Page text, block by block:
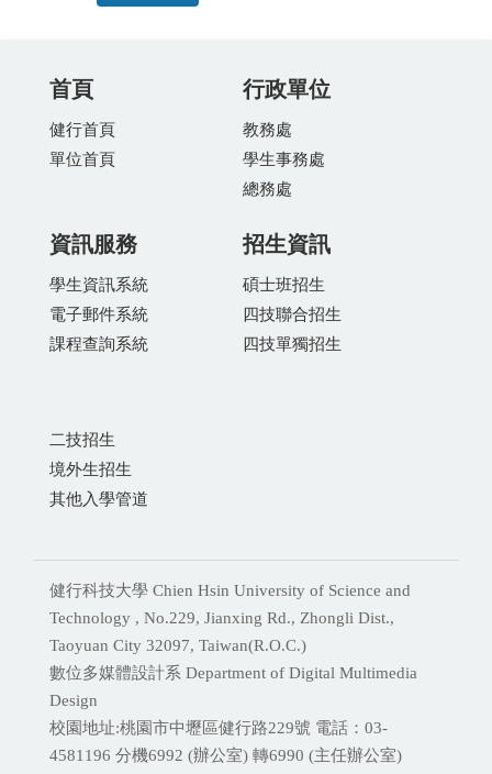
首頁
健行首頁
單位首頁
行政單位
教務處
學生事務處
總務處
資訊服務
學生資訊系統
電子郵件系統
課程查詢系統
招生資訊
碩士班招生
四技聯合招生
四技單獨招生
二技招生
境外生招生
其他入學管道
健行科技大學 Chien Hsin University of Science and
Technology , No.229, Jianxing Rd., Zhongli Dist.,
Taoyuan City 32097, Taiwan(R.O.C.)
數位多媒體設計系 Department of Digital Multimedia
Design
校園地址:桃園市中壢區健行路229號 電話：03-
4581196 分機6992 (辦公室) 轉6990 (主任辦公室)